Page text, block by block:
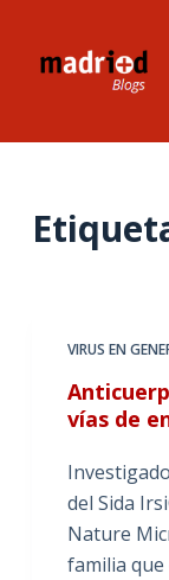
a
VIRUS EN
vías de
del Sida
Nature
familia